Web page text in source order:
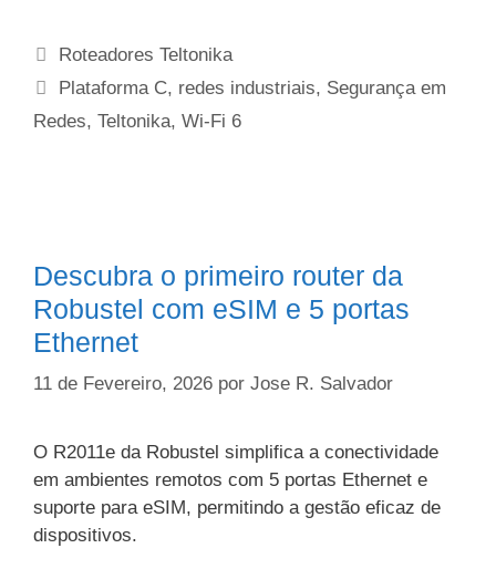
Categorias
Roteadores Teltonika
Etiquetas
Plataforma C, redes industriais, Segurança em
Redes, Teltonika, Wi-Fi 6
Descubra o primeiro router da
Robustel com eSIM e 5 portas
Ethernet
11 de Fevereiro, 2026 por Jose R. Salvador
O R2011e da Robustel simplifica a conectividade
em ambientes remotos com 5 portas Ethernet e
suporte para eSIM, permitindo a gestão eficaz de
dispositivos.